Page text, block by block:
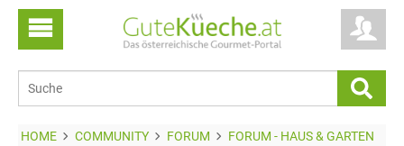
HOME COMMUNITY FORUM FORUM - HAUS & GARTEN